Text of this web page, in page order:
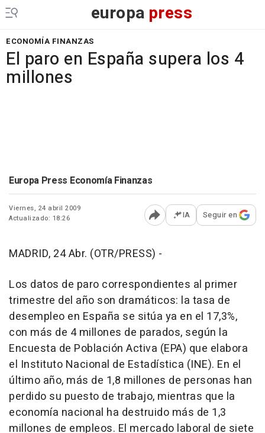
europa press
ECONOMÍA FINANZAS
El paro en España supera los 4
millones
Europa Press Economía Finanzas
Viernes, 24 abril 2009
Actualizado: 18:26
Abrir opciones para
IA Seguir en
MADRID, 24 Abr. (OTR/PRESS) -
Los datos de paro correspondientes al primer
trimestre del año son dramáticos: la tasa de
desempleo en España se sitúa ya en el 17,3%,
con más de 4 millones de parados, según la
Encuesta de Población Activa (EPA) que elabora
el Instituto Nacional de Estadística (INE). En el
último año, más de 1,8 millones de personas han
perdido su puesto de trabajo, mientras que la
economía nacional ha destruido más de 1,3
millones de empleos. El mercado laboral de siete